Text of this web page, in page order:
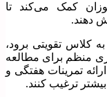
کمک می‌کند تا
دهند.
کلاس تقویتی برود،
منظم برای مطالعه
تمرینات هفتگی و
ترغیب کنند.